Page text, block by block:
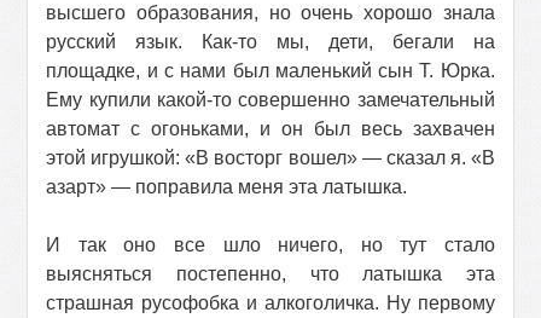
высшего образования, но очень хорошо знала
русский язык. Как-то мы, дети, бегали на
площадке, и с нами был маленький сын Т. Юрка.
Ему купили какой-то совершенно замечательный
автомат с огоньками, и он был весь захвачен
этой игрушкой: «В восторг вошел» — сказал я. «В
азарт» — поправила меня эта латышка.
И так оно все шло ничего, но тут стало
выясняться постепенно, что латышка эта
страшная русофобка и алкоголичка. Ну первому